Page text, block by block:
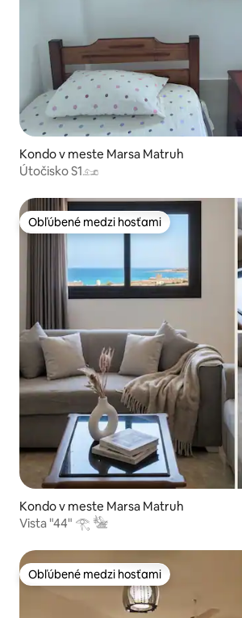
Kondo v meste Marsa Matruh
Útočisko S1𓃭
Obľúbené medzi hosťami
Obľúbené medzi hosťami
Kondo v meste Marsa Matruh
Vista "44" 𓂀 𓅋
Obľúbené medzi hosťami
Obľúbené medzi hosťami